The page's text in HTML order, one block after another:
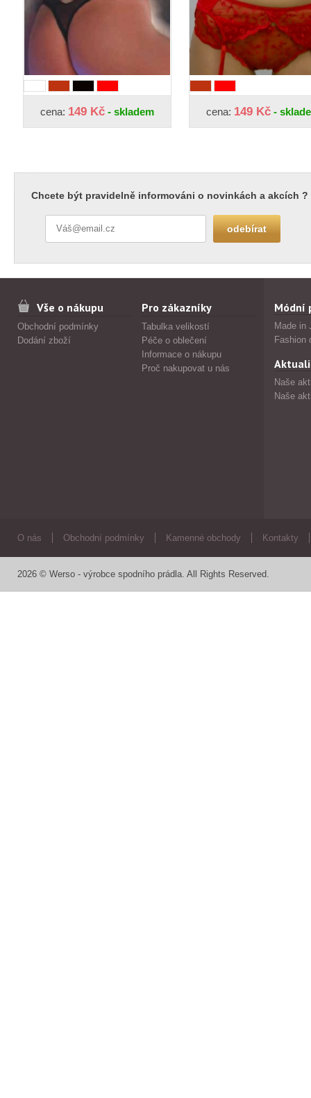
cena: 149 Kč - skladem cena: 149 Kč -
Chcete být pravidelně informováni o novinkách a akcích ?
Vše o nákupu
Obchodní podmínky
Dodání zboží
Pro zákazníky
Tabulka velikostí
Péče o oblečení
Informace o nákupu
Proč nakupovat u nás
Módní
Made in
Fashion
Naše
Naše
O nás Obchodní podmínky Kamenné obchody Kontakty
2026 © Werso - výrobce spodního prádla. All Rights Reserved.